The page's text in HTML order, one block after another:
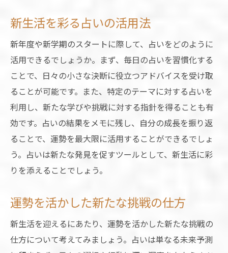
新生活を彩る占いの活用法
新年度や新学期のスタートに際して、占いをどのように
活用できるでしょうか。まず、毎日の占いを習慣化する
ことで、日々の小さな決断に役立つアドバイスを受け取
ることが可能です。また、特定のテーマに対する占いを
利用し、新たな学びや挑戦に対する指針を得ることも有
効です。占いの結果をメモに残し、自分の成長を振り返
ることで、運勢を最大限に活用することができるでしょ
う。占いは新たな発見を促すツールとして、新生活に彩
りを添えることでしょう。
運勢を活かした新たな挑戦の仕方
新生活を迎えるにあたり、運勢を活かした新たな挑戦の
仕方について考えてみましょう。占いは単なる未来予測